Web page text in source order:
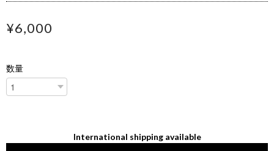
¥6,000
数量
International shipping available